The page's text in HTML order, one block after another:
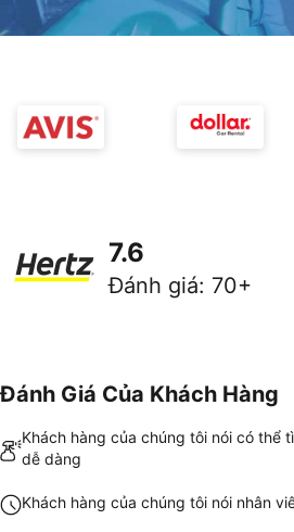
7.6
Đánh giá: 70+
Đánh Giá Của Khách Hàng
Khách hàng của chúng tôi nói có thể
dễ dàng
Khách hàng của chúng tôi nói nhân